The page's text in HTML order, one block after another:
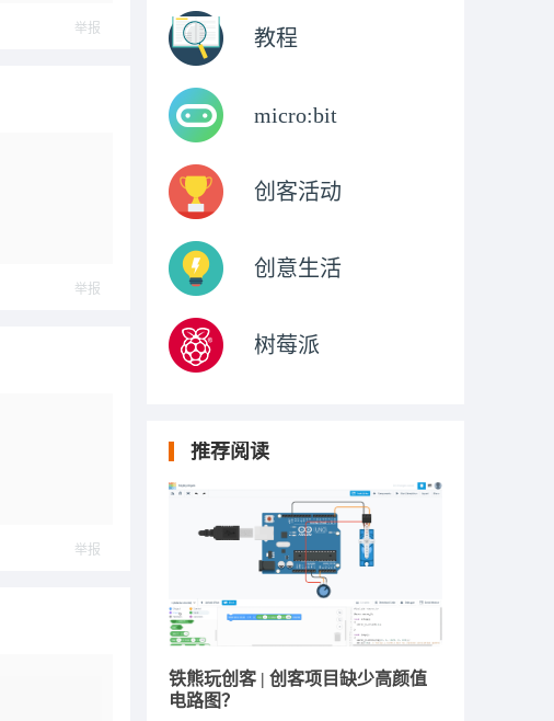
举报
举报
举报
教程
micro:bit
创客活动
创意生活
树莓派
推荐阅读
铁熊玩创客 | 创客项目缺少高颜值
电路图？